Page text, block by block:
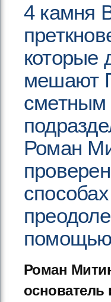
4 камня
которые
мешают
сметным
Роман
Роман
основатель